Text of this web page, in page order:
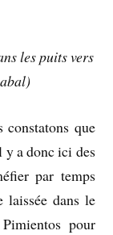
les puits vers
que
y a donc ici des
par temps
laissée dans le
pour